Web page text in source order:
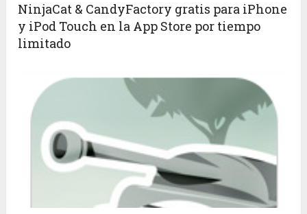
NinjaCat & CandyFactory gratis para iPhone
y iPod Touch en la App Store por tiempo
limitado